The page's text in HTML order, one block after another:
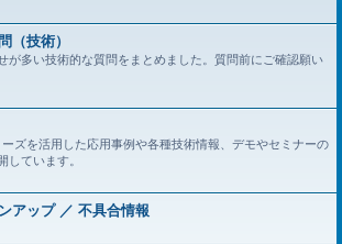
（技術）
が多い技術的な質問をまとめました。質問前にご確認願い
ズを活用した応用事例や各種技術情報、デモやセミナーの
しています。
アップ ／ 不具合情報